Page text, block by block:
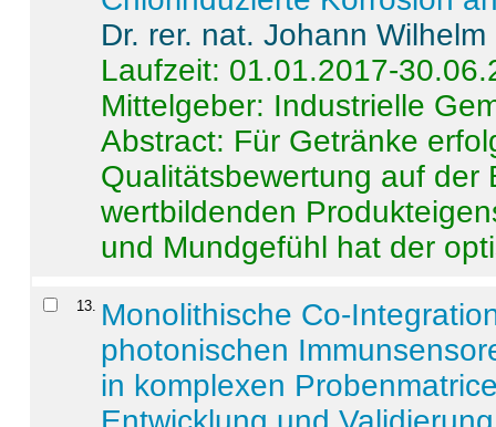
Dr. rer. nat. Johann
Laufzeit: 01.01.2017-
Mittelgeber: Industrielle
Abstract: Für Getränke
Qualitätsbewertung auf der
wertbildenden
und Mundgefühl hat der
13
Monolithische Co-
photonischen
in komplexen